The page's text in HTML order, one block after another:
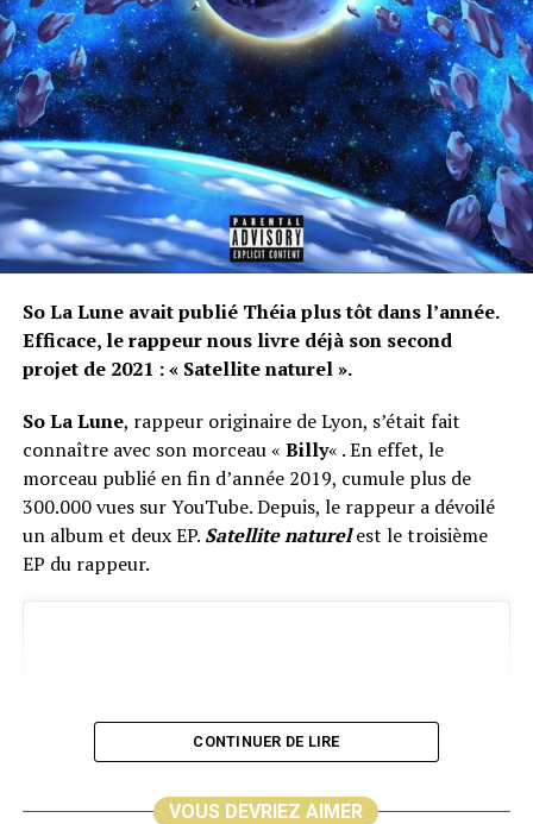
So La Lune avait publié Théia plus tôt dans l’année.
Efficace, le rappeur nous livre déjà son second
projet de 2021 : « Satellite naturel ».
So La Lune, rappeur originaire de Lyon, s’était fait
connaître avec son morceau « Billy« . En effet, le
morceau publié en fin d’année 2019, cumule plus de
300.000 vues sur YouTube. Depuis, le rappeur a dévoilé
un album et deux EP. Satellite naturel est le troisième
EP du rappeur.
CONTINUER DE LIRE
VOUS DEVRIEZ AIMER